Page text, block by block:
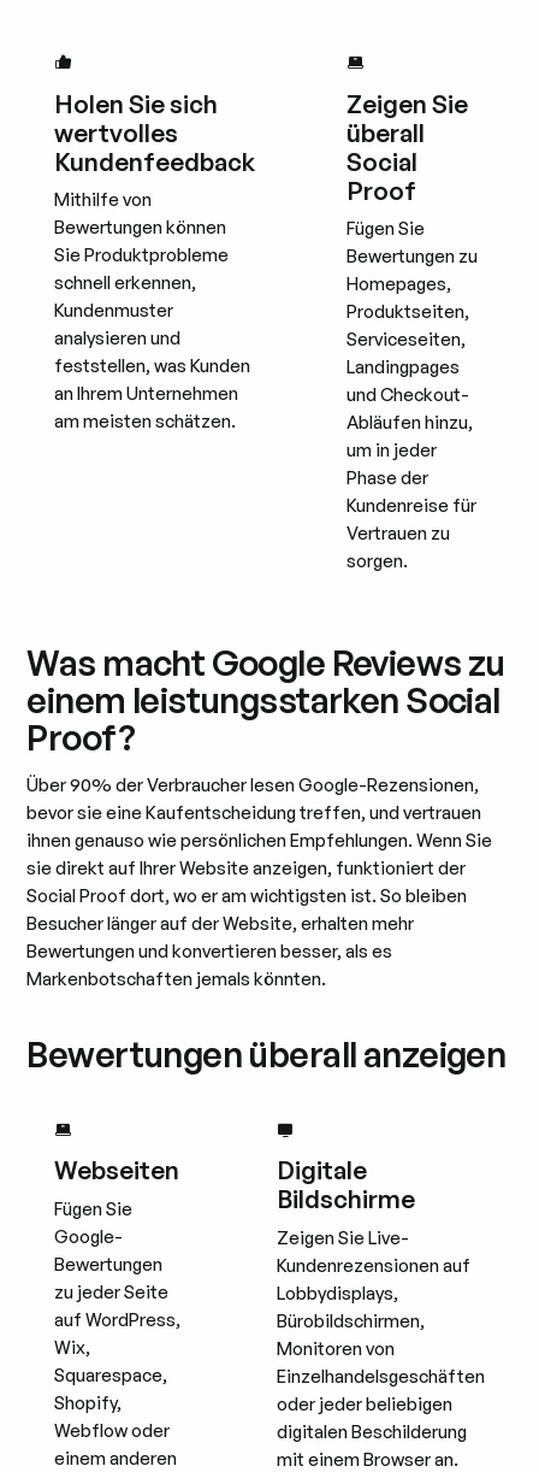
Holen Sie sich
wertvolles
Kundenfeedback
Mithilfe von
Bewertungen können
Sie Produktprobleme
schnell erkennen,
Kundenmuster
analysieren und
feststellen, was Kunden
an Ihrem Unternehmen
am meisten schätzen.
Zeigen Sie
überall
Social
Proof
Fügen Sie
Bewertungen zu
Homepages,
Produktseiten,
Serviceseiten,
Landingpages
und Checkout-
Abläufen hinzu,
um in jeder
Phase der
Kundenreise für
Vertrauen zu
sorgen.
Was macht Google Reviews zu
einem leistungsstarken Social
Proof?
Über 90% der Verbraucher lesen Google-Rezensionen,
bevor sie eine Kaufentscheidung treffen, und vertrauen
ihnen genauso wie persönlichen Empfehlungen. Wenn Sie
sie direkt auf Ihrer Website anzeigen, funktioniert der
Social Proof dort, wo er am wichtigsten ist. So bleiben
Besucher länger auf der Website, erhalten mehr
Bewertungen und konvertieren besser, als es
Markenbotschaften jemals könnten.
Bewertungen überall anzeigen
Webseiten
Fügen Sie
Google-
Bewertungen
zu jeder Seite
auf WordPress,
Wix,
Squarespace,
Shopify,
Webflow oder
einem anderen
Digitale
Bildschirme
Zeigen Sie Live-
Kundenrezensionen auf
Lobbydisplays,
Bürobildschirmen,
Monitoren von
Einzelhandelsgeschäften
oder jeder beliebigen
digitalen Beschilderung
mit einem Browser an.